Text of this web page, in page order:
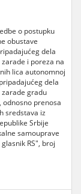
o postupku
obustave
dela
i poreza na
lica autonomnoj
dela
zarade gradu
odnosno prenosa
sredstava iz
Srbije
samouprave
RS", broj